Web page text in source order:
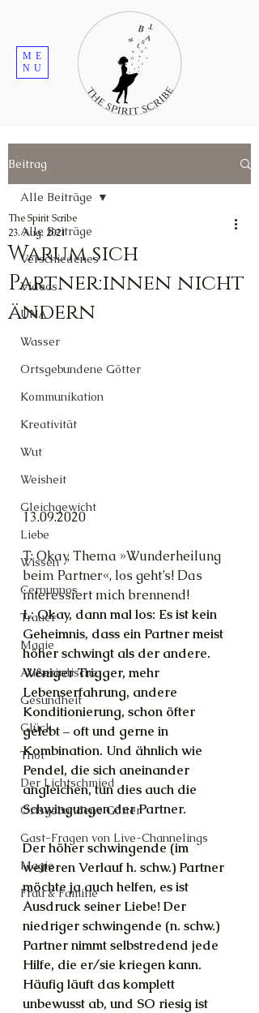
ME
NU
Beitrag
Alle Beiträge
Verschiedenes
Videos
UNA
Wasser
Ortsgebundene Götter
Kommunikation
Kreativität
Wut
Weisheit
Gleichgewicht
Liebe
Wissen
Cernunnos
Trauer
Magie
Außerirdische
Gesundheit
Glück
Thot
Der Lichtschmied
Ortsgebundene Götter
Gast-Fragen von Live-Channelings
Magie
Frau & Familie
Alle Beiträge
Warum sich
Partner:innen nicht
ändern
The Spirit Scribe
23. Aug. 2021
13.09.2020
T: Okay, Thema »Wunderheilung
beim Partner«, los geht’s! Das
interessiert mich brennend!
L: Okay, dann mal los: Es ist kein
Geheimnis, dass ein Partner meist
höher schwingt als der andere.
Weniger Trigger, mehr
Lebenserfahrung, andere
Konditionierung, schon öfter
gelebt – oft und gerne in
Kombination. Und ähnlich wie
Pendel, die sich aneinander
angleichen, tun dies auch die
Schwingungen der Partner.
Der höher schwingende (im
weiteren Verlauf h. schw.) Partner
möchte ja auch helfen, es ist
Ausdruck seiner Liebe! Der
niedriger schwingende (n. schw.)
Partner nimmt selbstredend jede
Hilfe, die er/sie kriegen kann.
Häufig läuft das komplett
unbewusst ab, und SO riesig ist